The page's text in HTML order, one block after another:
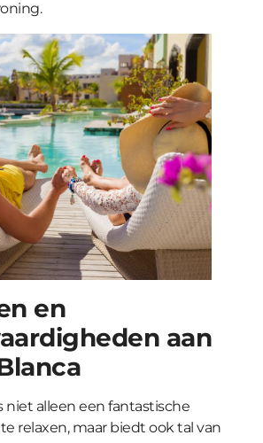
en
aan
niet alleen een fantastische
relaxen, maar biedt ook tal van